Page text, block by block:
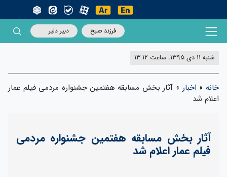
فرزند صبح دبیر دلیر
شنبه 11 دی 1395، ساعت 13:12
خانه» اخبار » آثار بخش مسابقه هفتمین جشنواره مردمی فیلم عمار
اعلام شد
آثار بخش مسابقه هفتمین جشنواره مردمی
فیلم عمار اعلام شد